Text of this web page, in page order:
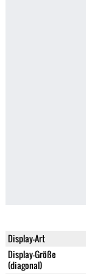
Display-Art
Display-Größe
(diagonal)